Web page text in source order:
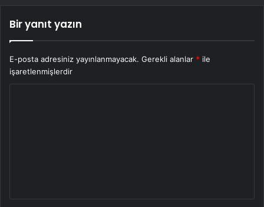
Bir yanıt yazın
E-posta adresiniz yayınlanmayacak. Gerekli alanlar * ile
işaretlenmişlerdir